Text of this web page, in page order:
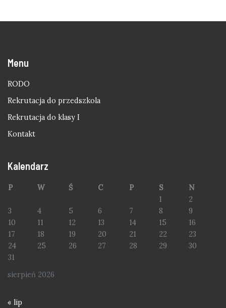
Menu
RODO
Rekrutacja do przedszkola
Rekrutacja do klasy I
Kontakt
Kalendarz
sierpień 2026
P W Ś C P S
N
1
2
3
4 5 6 7 8
9
10
11 12 13 14 15
16
17
18 19 20 21 22
23
24
25 26 27 28 29
30
31
« lip